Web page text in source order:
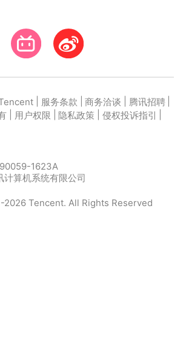
服务条款 商务洽谈 腾讯招聘
用户权限 隐私政策 侵权投诉指引
1623A
算机系统有限公司
Tencent. All Rights Reserved